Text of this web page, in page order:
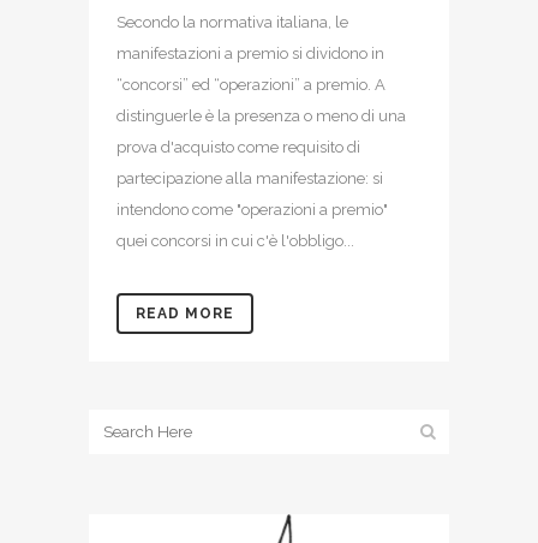
Secondo la normativa italiana, le
manifestazioni a premio si dividono in
“concorsi” ed “operazioni” a premio. A
distinguerle è la presenza o meno di una
prova d'acquisto come requisito di
partecipazione alla manifestazione: si
intendono come "operazioni a premio"
quei concorsi in cui c'è l'obbligo...
READ MORE